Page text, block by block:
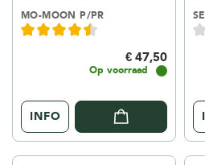
MO-MOON P/PR
€ 47,50
Op voorraad
INFO